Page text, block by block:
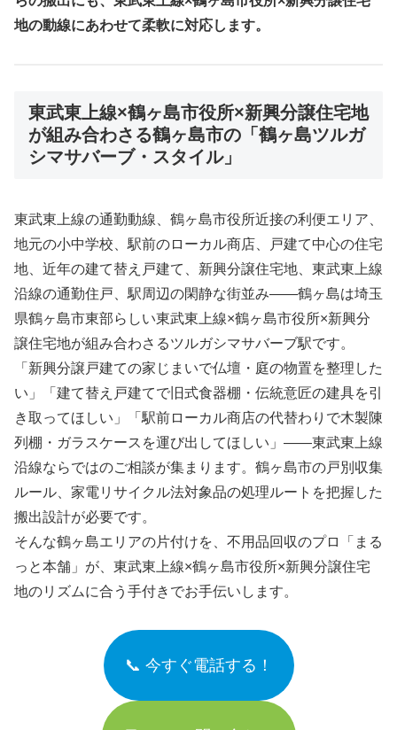
地の動線にあわせて柔軟に対応します。
東武東上線×鶴ヶ島市役所×新興分譲住宅地
が組み合わさる鶴ヶ島市の「鶴ヶ島ツルガ
シマサバーブ・スタイル」
東武東上線の通勤動線、鶴ヶ島市役所近接の利便エリア、
地元の小中学校、駅前のローカル商店、戸建て中心の住宅
地、近年の建て替え戸建て、新興分譲住宅地、東武東上線
沿線の通勤住戸、駅周辺の閑静な街並み――鶴ヶ島は埼玉
県鶴ヶ島市東部らしい東武東上線×鶴ヶ島市役所×新興分
譲住宅地が組み合わさるツルガシマサバーブ駅です。
「新興分譲戸建ての家じまいで仏壇・庭の物置を整理した
い」「建て替え戸建てで旧式食器棚・伝統意匠の建具を引
き取ってほしい」「駅前ローカル商店の代替わりで木製陳
列棚・ガラスケースを運び出してほしい」――東武東上線
沿線ならではのご相談が集まります。鶴ヶ島市の戸別収集
ルール、家電リサイクル法対象品の処理ルートを把握した
搬出設計が必要です。
そんな鶴ヶ島エリアの片付けを、不用品回収のプロ「まる
っと本舗」が、東武東上線×鶴ヶ島市役所×新興分譲住宅
地のリズムに合う手付きでお手伝いします。
📞 今すぐ電話する！